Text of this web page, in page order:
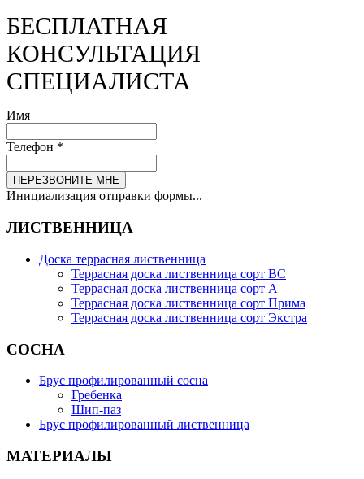
БЕСПЛАТНАЯ
КОНСУЛЬТАЦИЯ
СПЕЦИАЛИСТА
Имя
Телефон *
ПЕРЕЗВОНИТЕ МНЕ
Инициализация отправки формы...
ЛИСТВЕННИЦА
Доска террасная лиственница
Террасная доска лиственница сорт BC
Террасная доска лиственница сорт А
Террасная доска лиственница сорт Прима
Террасная доска лиственница сорт Экстра
СОСНА
Брус профилированный сосна
Гребенка
Шип-паз
Брус профилированный лиственница
МАТЕРИАЛЫ